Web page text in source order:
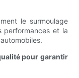
le surmoulage
performances et la
pour garantir